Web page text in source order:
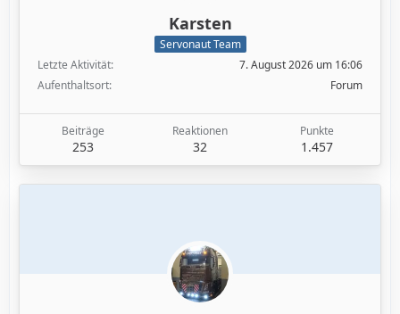
Karsten
Servonaut Team
Letzte Aktivität
7. August 2026 um 16:06
Aufenthaltsort
Forum
Beiträge
253
Reaktionen
32
Punkte
1.457